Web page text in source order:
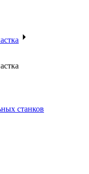
станков